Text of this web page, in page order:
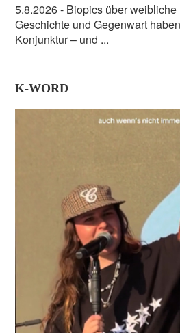
5.8.2026- Biopics über
Geschichte und Gegenwart
Konjunktur – und ...
K-WORD